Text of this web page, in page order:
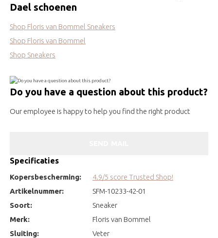
Dael schoenen
Shop Floris van Bommel Sneakers
Shop Floris van Bommel
Shop Sneakers
Do you have a question about this product?
Our employee is happy to help you find the right product
Specificaties
Kopersbescherming:
4.9/5 score Trusted Shop!
Artikelnummer:
SFM-10233-42-01
Soort:
Sneaker
Merk:
Floris van Bommel
Sluiting:
Veter